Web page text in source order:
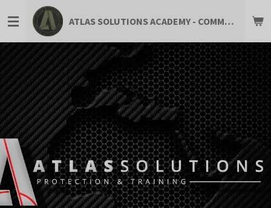
Hauptinhalt
springen
ATLAS SOLUTIONS ACADEMY - COMMUNITY FOR PROFESSIONALS